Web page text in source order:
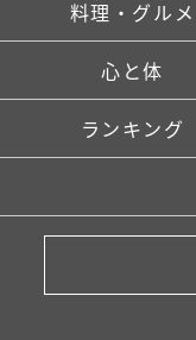
料理・グルメ
心と体
ランキング